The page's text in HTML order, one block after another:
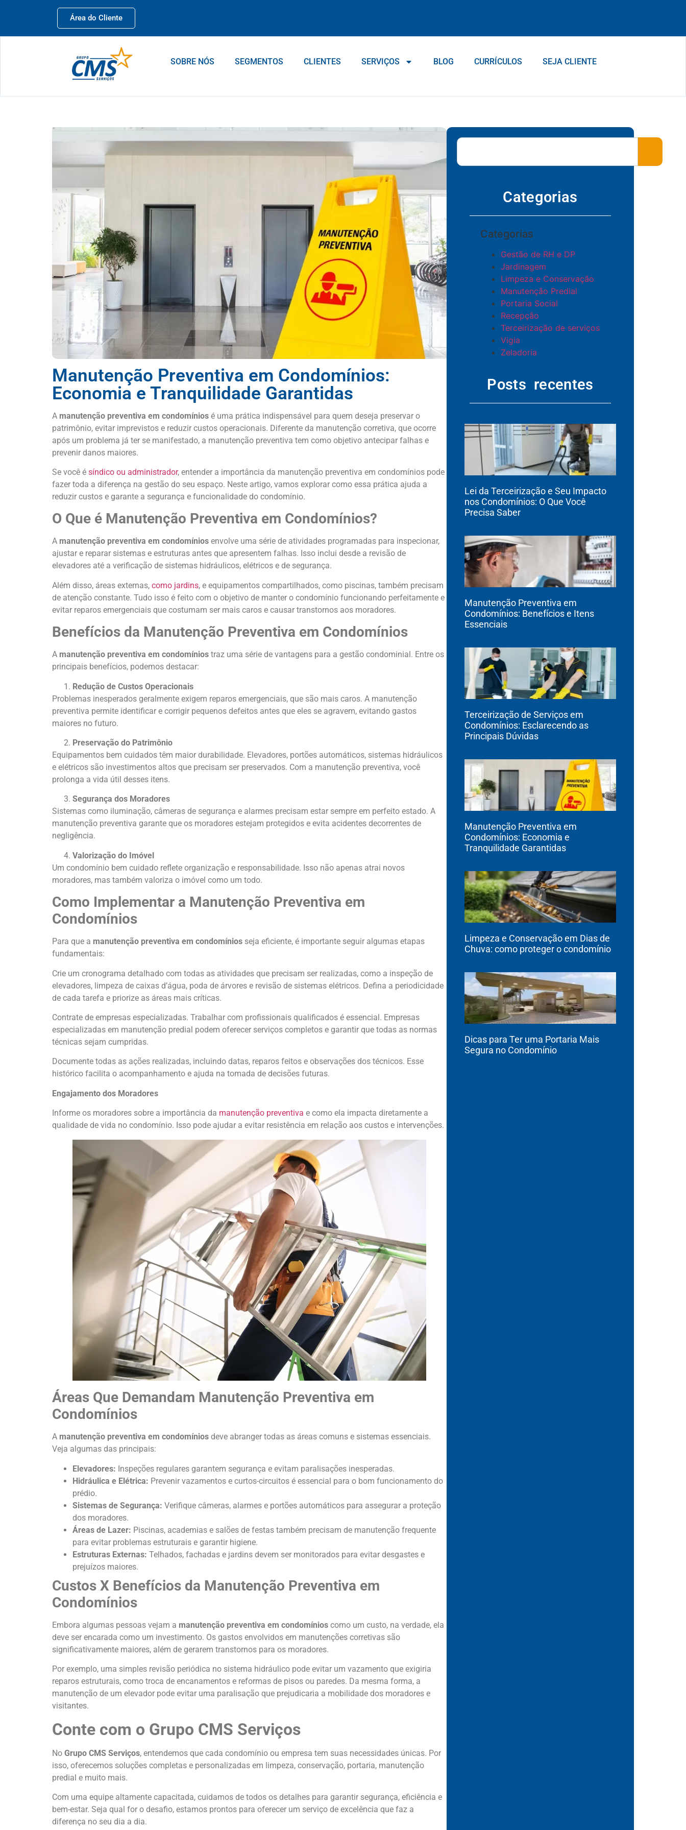
Área do Cliente
SOBRE NÓS SEGMENTOS CLIENTES SERVIÇOS BLOG CURRÍCULOS SEJA CLIENTE
Manutenção Preventiva em Condomínios:
Economia e Tranquilidade Garantidas
A manutenção preventiva em condomínios é uma prática indispensável para quem deseja preservar o
patrimônio, evitar imprevistos e reduzir custos operacionais. Diferente da manutenção corretiva, que ocorre
após um problema já ter se manifestado, a manutenção preventiva tem como objetivo antecipar falhas e
prevenir danos maiores.
Se você é síndico ou administrador, entender a importância da manutenção preventiva em condomínios pode
fazer toda a diferença na gestão do seu espaço. Neste artigo, vamos explorar como essa prática ajuda a
reduzir custos e garante a segurança e funcionalidade do condomínio.
O Que é Manutenção Preventiva em Condomínios?
A manutenção preventiva em condomínios envolve uma série de atividades programadas para inspecionar,
ajustar e reparar sistemas e estruturas antes que apresentem falhas. Isso inclui desde a revisão de
elevadores até a verificação de sistemas hidráulicos, elétricos e de segurança.
Além disso, áreas externas, como jardins, e equipamentos compartilhados, como piscinas, também precisam
de atenção constante. Tudo isso é feito com o objetivo de manter o condomínio funcionando perfeitamente e
evitar reparos emergenciais que costumam ser mais caros e causar transtornos aos moradores.
Benefícios da Manutenção Preventiva em Condomínios
A manutenção preventiva em condomínios traz uma série de vantagens para a gestão condominial. Entre os
principais benefícios, podemos destacar:
Redução de Custos Operacionais
Problemas inesperados geralmente exigem reparos emergenciais, que são mais caros. A manutenção
preventiva permite identificar e corrigir pequenos defeitos antes que eles se agravem, evitando gastos
maiores no futuro.
Preservação do Patrimônio
Equipamentos bem cuidados têm maior durabilidade. Elevadores, portões automáticos, sistemas hidráulicos
e elétricos são investimentos altos que precisam ser preservados. Com a manutenção preventiva, você
prolonga a vida útil desses itens.
Segurança dos Moradores
Sistemas como iluminação, câmeras de segurança e alarmes precisam estar sempre em perfeito estado. A
manutenção preventiva garante que os moradores estejam protegidos e evita acidentes decorrentes de
negligência.
Valorização do Imóvel
Um condomínio bem cuidado reflete organização e responsabilidade. Isso não apenas atrai novos
moradores, mas também valoriza o imóvel como um todo.
Como Implementar a Manutenção Preventiva em
Condomínios
Para que a manutenção preventiva em condomínios seja eficiente, é importante seguir algumas etapas
fundamentais:
Crie um cronograma detalhado com todas as atividades que precisam ser realizadas, como a inspeção de
elevadores, limpeza de caixas d’água, poda de árvores e revisão de sistemas elétricos. Defina a periodicidade
de cada tarefa e priorize as áreas mais críticas.
Contrate de empresas especializadas. Trabalhar com profissionais qualificados é essencial. Empresas
especializadas em manutenção predial podem oferecer serviços completos e garantir que todas as normas
técnicas sejam cumpridas.
Documente todas as ações realizadas, incluindo datas, reparos feitos e observações dos técnicos. Esse
histórico facilita o acompanhamento e ajuda na tomada de decisões futuras.
Engajamento dos Moradores
Informe os moradores sobre a importância da manutenção preventiva e como ela impacta diretamente a
qualidade de vida no condomínio. Isso pode ajudar a evitar resistência em relação aos custos e intervenções.
Áreas Que Demandam Manutenção Preventiva em
Condomínios
A manutenção preventiva em condomínios deve abranger todas as áreas comuns e sistemas essenciais.
Veja algumas das principais:
Elevadores: Inspeções regulares garantem segurança e evitam paralisações inesperadas.
Hidráulica e Elétrica: Prevenir vazamentos e curtos-circuitos é essencial para o bom funcionamento do
prédio.
Sistemas de Segurança: Verifique câmeras, alarmes e portões automáticos para assegurar a proteção
dos moradores.
Áreas de Lazer: Piscinas, academias e salões de festas também precisam de manutenção frequente
para evitar problemas estruturais e garantir higiene.
Estruturas Externas: Telhados, fachadas e jardins devem ser monitorados para evitar desgastes e
prejuízos maiores.
Custos X Benefícios da Manutenção Preventiva em
Condomínios
Embora algumas pessoas vejam a manutenção preventiva em condomínios como um custo, na verdade, ela
deve ser encarada como um investimento. Os gastos envolvidos em manutenções corretivas são
significativamente maiores, além de gerarem transtornos para os moradores.
Por exemplo, uma simples revisão periódica no sistema hidráulico pode evitar um vazamento que exigiria
reparos estruturais, como troca de encanamentos e reformas de pisos ou paredes. Da mesma forma, a
manutenção de um elevador pode evitar uma paralisação que prejudicaria a mobilidade dos moradores e
visitantes.
Conte com o Grupo CMS Serviços
No Grupo CMS Serviços, entendemos que cada condomínio ou empresa tem suas necessidades únicas. Por
isso, oferecemos soluções completas e personalizadas em limpeza, conservação, portaria, manutenção
predial e muito mais.
Com uma equipe altamente capacitada, cuidamos de todos os detalhes para garantir segurança, eficiência e
bem-estar. Seja qual for o desafio, estamos prontos para oferecer um serviço de excelência que faz a
diferença no seu dia a dia.
Categorias
Categorias
Gestão de RH e DP
Jardinagem
Limpeza e Conservação
Manutenção Predial
Portaria Social
Recepção
Terceirização de serviços
Vigia
Zeladoria
Posts recentes
Lei da Terceirização e Seu Impacto
nos Condomínios: O Que Você
Precisa Saber
Manutenção Preventiva em
Condomínios: Benefícios e Itens
Essenciais
Terceirização de Serviços em
Condomínios: Esclarecendo as
Principais Dúvidas
Manutenção Preventiva em
Condomínios: Economia e
Tranquilidade Garantidas
Limpeza e Conservação em Dias de
Chuva: como proteger o condomínio
Dicas para Ter uma Portaria Mais
Segura no Condomínio